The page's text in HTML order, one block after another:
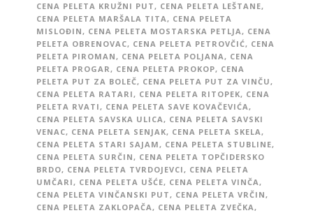
CENA PELETA KRUŽNI PUT , CENA PELETA LEŠTANE,
CENA PELETA MARŠALA TITA , CENA PELETA
MISLOĐIN , CENA PELETA MOSTARSKA PETLJA , CENA
PELETA OBRENOVAC, CENA PELETA PETROVČIĆ, CENA
PELETA PIROMAN , CENA PELETA POLJANA , CENA
PELETA PROGAR , CENA PELETA PROKOP, CENA
PELETA PUT ZA BOLEČ, CENA PELETA PUT ZA VINČU ,
CENA PELETA RATARI , CENA PELETA RITOPEK, CENA
PELETA RVATI , CENA PELETA SAVE KOVAČEVIĆA ,
CENA PELETA SAVSKA ULICA , CENA PELETA SAVSKI
VENAC, CENA PELETA SENJAK, CENA PELETA SKELA ,
CENA PELETA STARI SAJAM , CENA PELETA STUBLINE,
CENA PELETA SURČIN , CENA PELETA TOPČIDERSKO
BRDO, CENA PELETA TVRDOJEVCI , CENA PELETA
UMČARI , CENA PELETA UŠĆE, CENA PELETA VINČA ,
CENA PELETA VINČANSKI PUT , CENA PELETA VRČIN ,
CENA PELETA ZAKLOPAČA , CENA PELETA ZVEČKA ,